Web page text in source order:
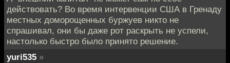
действовать? Во время интервенции США в Гренаду
местных доморощенных буржуев никто не
спрашивал, они бы даже рот раскрыть не успели,
настолько быстро было принято решение.
yuri535 »